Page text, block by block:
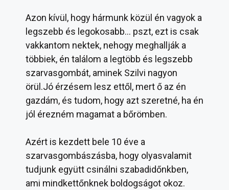
Azon kívül, hogy hármunk közül én vagyok a
legszebb és legokosabb… pszt, ezt is csak
vakkantom nektek, nehogy meghallják a
többiek, én találom a legtöbb és legszebb
szarvasgombát, aminek Szilvi nagyon
örül.Jó érzésem lesz ettől, mert ő az én
gazdám, és tudom, hogy azt szeretné, ha én
jól érezném magamat a bőrömben.
Azért is kezdett bele 10 éve a
szarvasgombászásba, hogy olyasvalamit
tudjunk együtt csinálni szabadidőnkben,
ami mindkettőnknek boldogságot okoz.